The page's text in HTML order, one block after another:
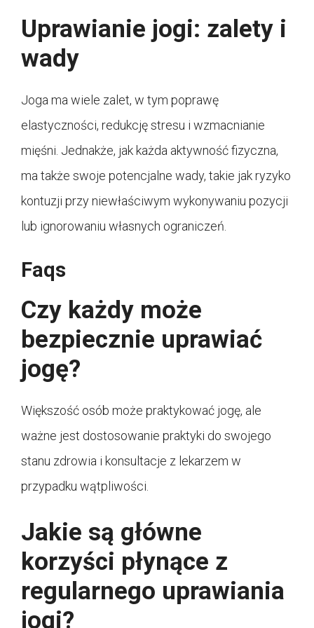
Uprawianie jogi: zalety i
wady
Joga ma wiele zalet, w tym poprawę
elastyczności, redukcję stresu i wzmacnianie
mięśni. Jednakże, jak każda aktywność fizyczna,
ma także swoje potencjalne wady, takie jak ryzyko
kontuzji przy niewłaściwym wykonywaniu pozycji
lub ignorowaniu własnych ograniczeń.
Faqs
Czy każdy może
bezpiecznie uprawiać
jogę?
Większość osób może praktykować jogę, ale
ważne jest dostosowanie praktyki do swojego
stanu zdrowia i konsultacje z lekarzem w
przypadku wątpliwości.
Jakie są główne
korzyści płynące z
regularnego uprawiania
jogi?